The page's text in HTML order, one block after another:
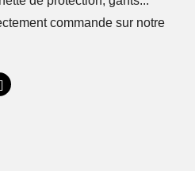
commande sur notre